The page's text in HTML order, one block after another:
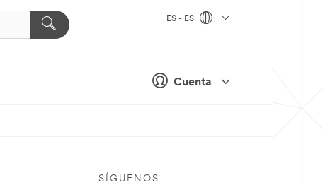
Cuenta
ES - ES
SÍGUENOS